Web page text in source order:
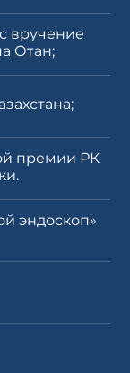
вручение
Отан;
премии РК
эндоскоп»